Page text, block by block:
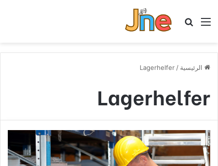
القائمة بحث عن
الرئيسية /
Lagerhelfer
Lagerhelfer